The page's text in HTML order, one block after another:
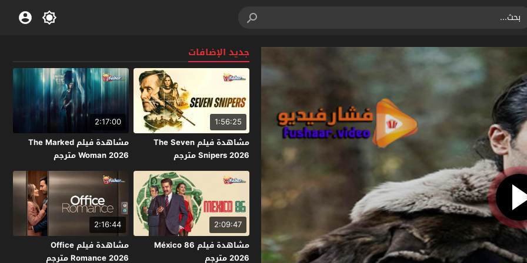
جديد الإضافات
1:56:25
مشاهدة فيلم The Seven
Snipers 2026 مترجم
2:17:00
مشاهدة فيلم The Marked
Woman 2026 مترجم
2:09:47
مشاهدة فيلم México 86
2026 مترجم
2:16:44
مشاهدة فيلم Office
Romance 2026 مترجم